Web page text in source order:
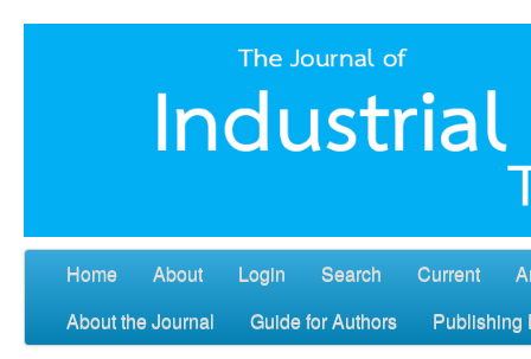
Home About Login Search Current
About the Journal
Guide for Authors Publishing